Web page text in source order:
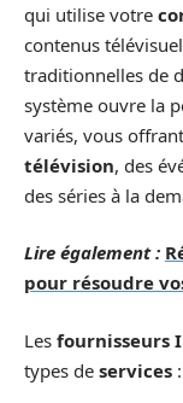
qui utilise votre
contenus
traditionnelles de
système ouvre la
variés, vous
télévision, des
des séries à la
Lire également :
pour résoudre
Les fournisseurs
types de services :